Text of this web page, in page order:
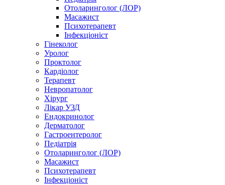
Отоларинголог (ЛОР)
Масажист
Психотерапевт
Інфекціоніст
Гінеколог
Уролог
Проктолог
Кардіолог
Терапевт
Невропатолог
Хірург
Лікар УЗД
Ендокринолог
Дерматолог
Гастроентеролог
Педіатрія
Отоларинголог (ЛОР)
Масажист
Психотерапевт
Інфекціоніст